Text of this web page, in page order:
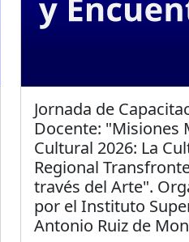
Jornada de
Docente: "Misiones
Cultural 2026: La
Regional
través del Arte".
por el Instituto
Antonio Ruiz de